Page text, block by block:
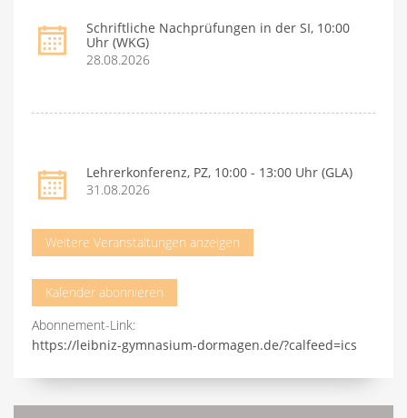
Schriftliche Nachprüfungen in der SI, 10:00
Uhr (WKG)
28.08.2026
Lehrerkonferenz, PZ, 10:00 - 13:00 Uhr (GLA)
31.08.2026
Weitere Veranstaltungen anzeigen
Kalender abonnieren
Abonnement-Link:
https://leibniz-gymnasium-dormagen.de/?calfeed=ics